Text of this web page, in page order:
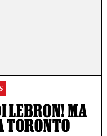
LEBRON! MA
TORONTO